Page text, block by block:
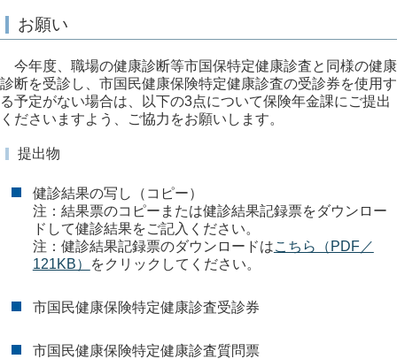
お願い
今年度、職場の健康診断等市国保特定健康診査と同様の健康
診断を受診し、市国民健康保険特定健康診査の受診券を使用す
る予定がない場合は、以下の3点について保険年金課にご提出
くださいますよう、ご協力をお願いします。
提出物
健診結果の写し（コピー）
注：結果票のコピーまたは健診結果記録票をダウンロー
ドして健診結果をご記入ください。
注：健診結果記録票のダウンロードはこちら（PDF／
121KB）
をクリックしてください。
市国民健康保険特定健康診査受診券
市国民健康保険特定健康診査質問票